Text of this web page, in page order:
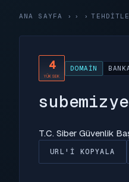
ANA SAYFA ›
4
YÜKSEK
DOMAIN
T.C. Siber Güvenlik
URL'I KOPYALA